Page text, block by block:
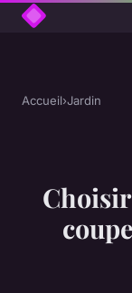
Accueil›Jardin